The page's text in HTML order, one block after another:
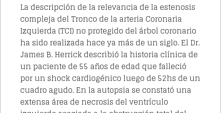
La descripción de la relevancia de la estenosis
compleja del Tronco de la arteria Coronaria
Izquierda (TCI) no protegido del árbol coronario
ha sido realizada hace ya más de un siglo. El Dr.
James B. Herrick describió la historia clínica de
un paciente de 55 años de edad que falleció
por un shock cardiogénico luego de 52hs de un
cuadro agudo. En la autopsia se constató una
extensa área de necrosis del ventrículo